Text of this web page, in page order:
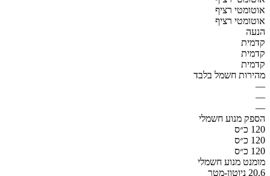
אוטומטי רציף
אוטומטי רציף
הנעה
קדמית
קדמית
קדמית
מהירות חשמל בלבד
—
—
—
הספק מנוע חשמלי
120 כ״ס
120 כ״ס
120 כ״ס
מומנט מנוע חשמלי
20.6 ניוטון-מטר